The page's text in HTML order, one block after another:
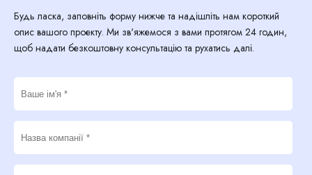
Будь ласка, заповніть форму нижче та надішліть нам короткий
опис вашого проекту. Ми зв'яжемося з вами протягом 24 годин,
щоб надати безкоштовну консультацію та рухатись далі.